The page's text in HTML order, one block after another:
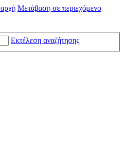
αρχή Μετάβαση σε περιεχόμενο
Εκτέλεση αναζήτησης